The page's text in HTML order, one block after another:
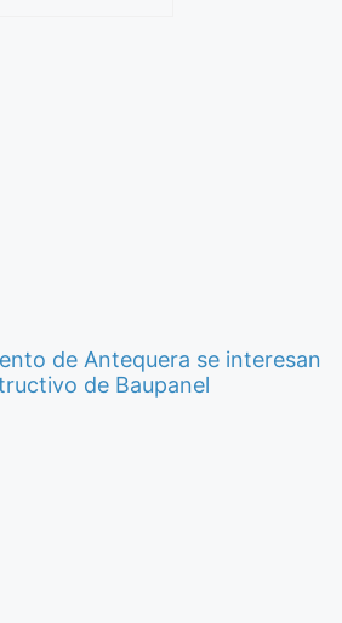
de Antequera se interesan
de Baupanel